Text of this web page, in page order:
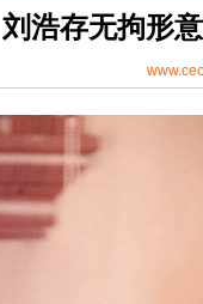
刘浩存无拘形